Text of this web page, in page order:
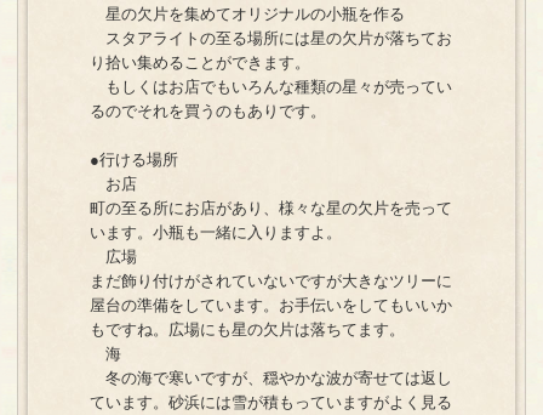
星の欠片を集めてオリジナルの小瓶を作る
スタアライトの至る場所には星の欠片が落ちてお
り拾い集めることができます。
もしくはお店でもいろんな種類の星々が売ってい
るのでそれを買うのもありです。
●行ける場所
お店
町の至る所にお店があり、様々な星の欠片を売って
います。小瓶も一緒に入りますよ。
広場
まだ飾り付けがされていないですが大きなツリーに
屋台の準備をしています。お手伝いをしてもいいか
もですね。広場にも星の欠片は落ちてます。
海
冬の海で寒いですが、穏やかな波が寄せては返し
ています。砂浜には雪が積もっていますがよく見る